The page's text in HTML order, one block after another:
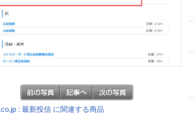
: 最新投信 に関連する商品